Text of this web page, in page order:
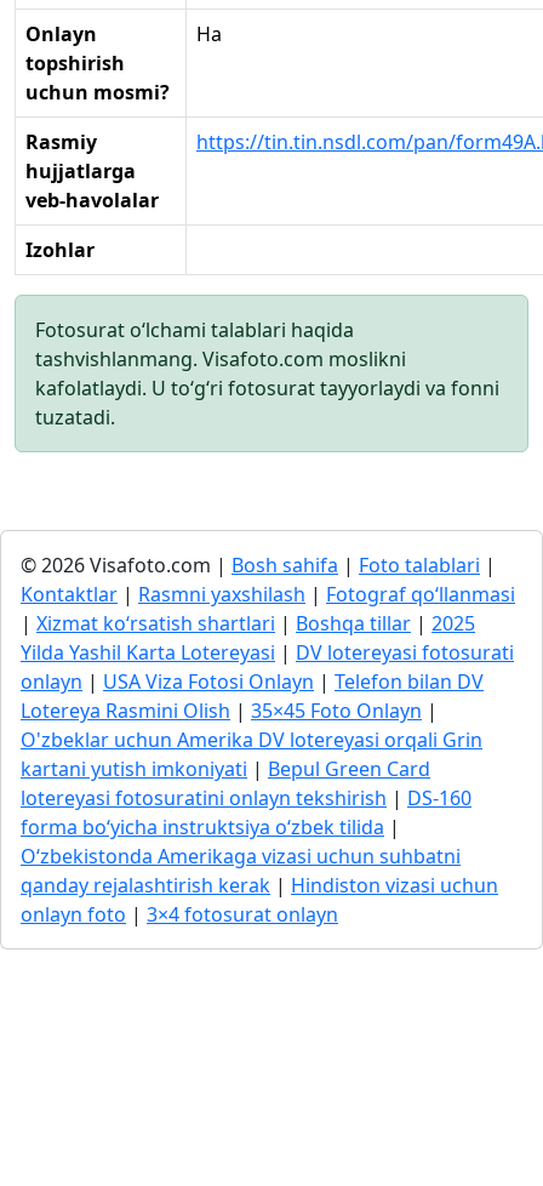
Onlayn
topshirish
uchun mosmi?
Ha
Rasmiy
hujjatlarga
veb-havolalar
https://tin.tin.nsdl.com/pan/
Izohlar
Fotosurat o‘lchami talablari haqida
tashvishlanmang. Visafoto.com moslikni
kafolatlaydi. U to‘g‘ri fotosurat tayyorlaydi va fonni
tuzatadi.
© 2026 Visafoto.com | Bosh sahifa | Foto talablari |
Kontaktlar | Rasmni yaxshilash | Fotograf qo‘llanmasi
| Xizmat ko‘rsatish shartlari | Boshqa tillar | 2025
Yilda Yashil Karta Lotereyasi | DV lotereyasi fotosurati
onlayn | USA Viza Fotosi Onlayn | Telefon bilan DV
Lotereya Rasmini Olish | 35×45 Foto Onlayn |
O'zbeklar uchun Amerika DV lotereyasi orqali Grin
kartani yutish imkoniyati | Bepul Green Card
lotereyasi fotosuratini onlayn tekshirish | DS-160
forma bo‘yicha instruktsiya o‘zbek tilida |
O‘zbekistonda Amerikaga vizasi uchun suhbatni
qanday rejalashtirish kerak | Hindiston vizasi uchun
onlayn foto | 3×4 fotosurat onlayn